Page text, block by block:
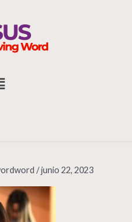
/junio 22, 2023